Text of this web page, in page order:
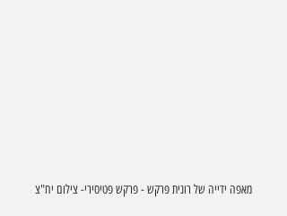
מאפה ידייה של רונית פרקש - פרקש פטיסירי- צילום יח"צ